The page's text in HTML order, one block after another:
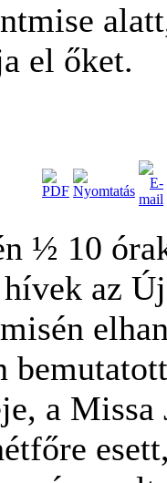
el őket.
½ 10
az
a